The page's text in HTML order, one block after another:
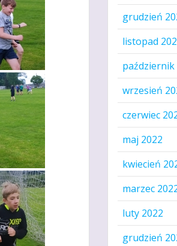
grudzień
listopad
październik
wrzesień
czerwiec
maj 2022
kwiecień
marzec
luty 2022
grudzień